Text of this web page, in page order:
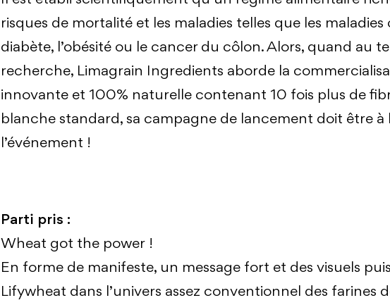
risques de mortalité et les maladies telles que les maladies
diabète, l’obésité ou le cancer du côlon. Alors, quand au
recherche, Limagrain Ingredients aborde la
innovante et 100% naturelle contenant 10 fois plus de
blanche standard, sa campagne de lancement doit être à
l’événement !
Parti pris :
Wheat got the power !
En forme de manifeste, un message fort et des visuels
Lifywheat dans l’univers assez conventionnel des farines